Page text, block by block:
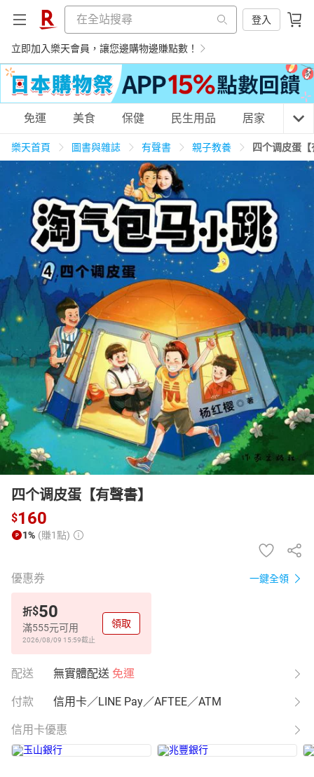
登入
立即加入樂天會員，讓您邊購物邊賺點數！
購物網分類
天天免運 美食蛋糕 養生保健 民生用品
居家生活 3C家電 運動休閒 親子玩具
女裝 男裝 化妝保養 情趣用品
日本購物 電子/紙本書
HOT
免運 美食 保健 民生用品 居家 3C
樂天首頁 圖書與雜誌 有聲書 親子教養 四个调皮蛋
四个调皮蛋【有聲書】
$160
1% (賺1點)
優惠券 一鍵全領
折$50
滿555元可用
2026/08/09 15:59截止
領取
配送 無實體配送 免運
付款 信用卡／LINE Pay／AFTEE／ATM
信用卡優惠